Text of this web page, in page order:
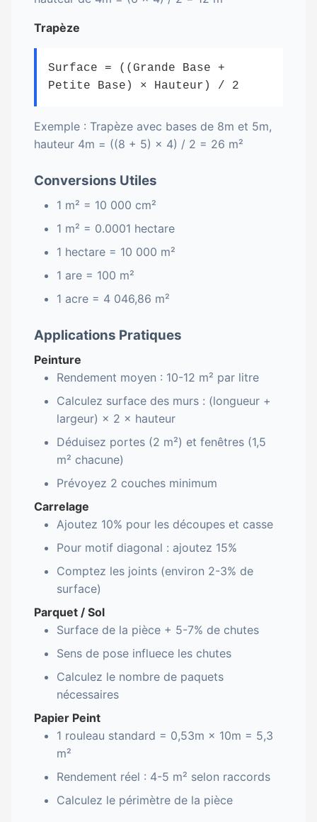
Trapèze
Surface = ((Grande Base +
Petite Base) × Hauteur) / 2
Exemple : Trapèze avec bases de 8m et 5m,
hauteur 4m = ((8 + 5) × 4) / 2 = 26 m²
Conversions Utiles
1 m² = 10 000 cm²
1 m² = 0.0001 hectare
1 hectare = 10 000 m²
1 are = 100 m²
1 acre = 4 046,86 m²
Applications Pratiques
Peinture
Rendement moyen : 10-12 m² par litre
Calculez surface des murs : (longueur +
largeur) × 2 × hauteur
Déduisez portes (2 m²) et fenêtres (1,5
m² chacune)
Prévoyez 2 couches minimum
Carrelage
Ajoutez 10% pour les découpes et casse
Pour motif diagonal : ajoutez 15%
Comptez les joints (environ 2-3% de
surface)
Parquet / Sol
Surface de la pièce + 5-7% de chutes
Sens de pose influece les chutes
Calculez le nombre de paquets
nécessaires
Papier Peint
1 rouleau standard = 0,53m × 10m = 5,3
m²
Rendement réel : 4-5 m² selon raccords
Calculez le périmètre de la pièce